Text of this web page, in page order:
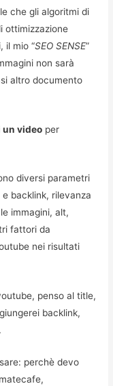
che gli algoritmi di
ottimizzazione
il mio “SEO SENSE”
non sarà
altro documento
un video per
diversi parametri
backlink, rilevanza
immagini, alt,
fattori da
nei risultati
penso al title,
backlink,
perchè devo